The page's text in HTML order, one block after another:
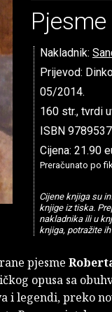
Nakladnik:
Prijevod:
05/2014.
160 str., tvrdi
ISBN
Cijena: 21.90
Preračunato po
Cijene knjiga su
knjige iz tiska.
nakladnika ili u
knjiga, potražite
pjesme
opusa sa
i legendi, preko